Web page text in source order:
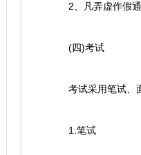
2、凡弄虚作假通
(四)考试
考试采用笔试、面
1.笔试